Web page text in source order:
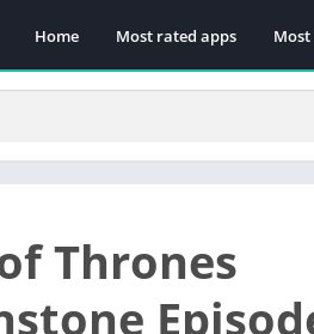
Home Most rated apps
Thrones